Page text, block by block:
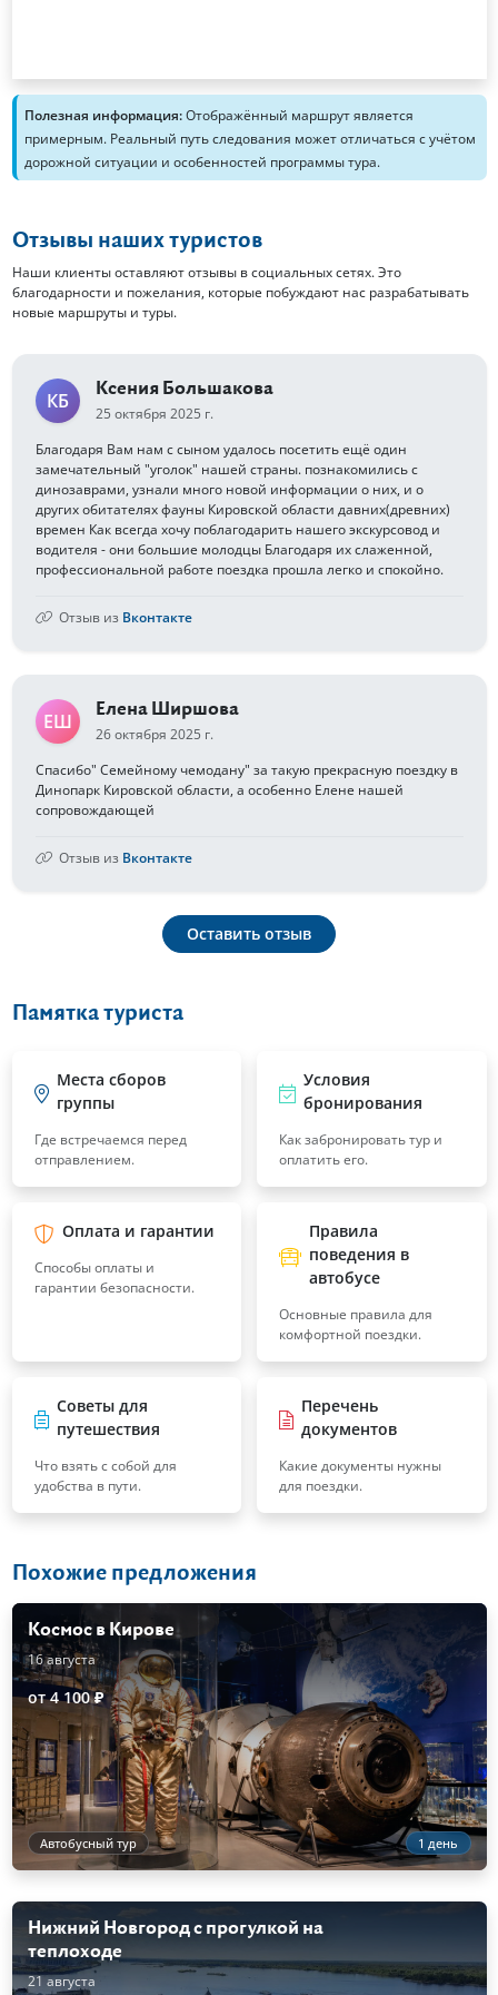
Полезная информация:Отображённый маршрут является
примерным. Реальный путь следования может отличаться с учётом
дорожной ситуации и особенностей программы тура.
Отзывы наших туристов
Наши клиенты оставляют отзывы в социальных сетях. Это
благодарности и пожелания, которые побуждают нас разрабатывать
новые маршруты и туры.
КБ
Ксения Большакова
25 октября 2025 г.
Благодаря Вам нам с сыном удалось посетить ещё один
замечательный "уголок" нашей страны. познакомились с
динозаврами, узнали много новой информации о них, и о
других обитателях фауны Кировской области давних(древних)
времен Как всегда хочу поблагодарить нашего экскурсовод и
водителя - они большие молодцы Благодаря их слаженной,
профессиональной работе поездка прошла легко и спокойно.
Отзыв из Вконтакте
ЕШ
Елена Ширшова
26 октября 2025 г.
Спасибо" Семейному чемодану" за такую прекрасную поездку в
Динопарк Кировской области, а особенно Елене нашей
сопровождающей
Отзыв из Вконтакте
Оставить отзыв
Памятка туриста
Места сборов
группы
Где встречаемся перед
отправлением.
Условия
бронирования
Как забронировать тур и
оплатить его.
Оплата и гарантии
Способы оплаты и
гарантии безопасности.
Правила
поведения в
автобусе
Основные правила для
комфортной поездки.
Советы для
путешествия
Что взять с собой для
удобства в пути.
Перечень
документов
Какие документы нужны
для поездки.
Похожие предложения
Космос в Кирове
16 августа
от 4 100 ₽
Автобусный тур 1 день
Нижний Новгород с прогулкой на
теплоходе
21 августа